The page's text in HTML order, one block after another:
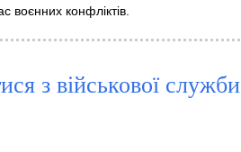
воєнних конфліктів.
з військової служби